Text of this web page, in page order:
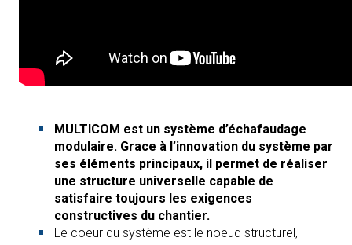
MULTICOM est un système d’échafaudage
modulaire. Grace à l’innovation du système par
ses éléments principaux, il permet de réaliser
une structure universelle capable de
satisfaire toujours les exigences
constructives du chantier.
Le coeur du système est le noeud structurel,